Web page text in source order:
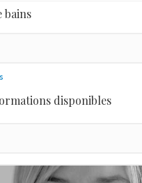
bains
disponibles